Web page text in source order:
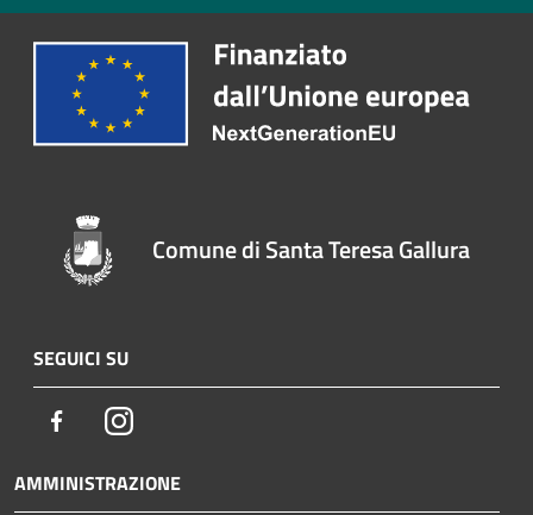
Comune di Santa Teresa Gallura
SEGUICI SU
FacebookInstagram
AMMINISTRAZIONE